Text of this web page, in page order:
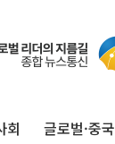
회 글로벌·중국
욕증시, 고용 쇼크